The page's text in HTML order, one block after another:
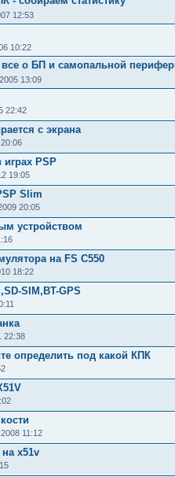
12:53
10:22
о БП и самопальной
13:09
22:42
с экрана
PSP
19:05
Slim
20:05
устройством
на FS C550
18:22
SIM,BT-GPS
22:38
определить под какой КПК
11:12
x51v